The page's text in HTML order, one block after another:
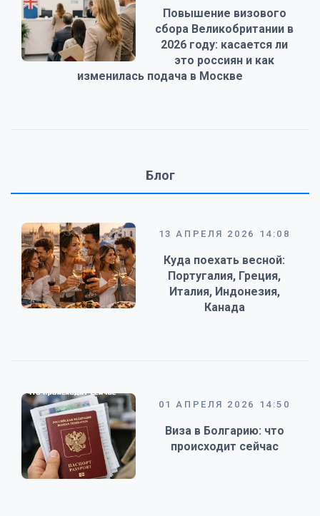
Повышение визового
сбора Великобритании в
2026 году: касается ли
это россиян и как
изменилась подача в Москве
Блог
13 АПРЕЛЯ 2026 14:08
Куда поехать весной:
Португалия, Греция,
Италия, Индонезия,
Канада
01 АПРЕЛЯ 2026 14:50
Виза в Болгарию: что
происходит сейчас